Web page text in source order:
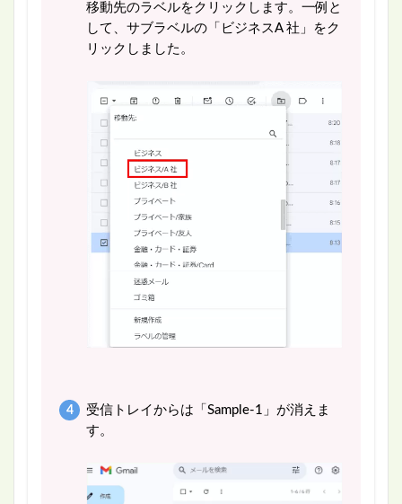
移動先のラベルをクリックします。一例と
して、サブラベルの「ビジネスA 社」をク
リックしました。
受信トレイからは「Sample-1」が消えま
す。